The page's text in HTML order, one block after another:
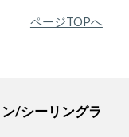
ページTOPへ
/シーリングラ